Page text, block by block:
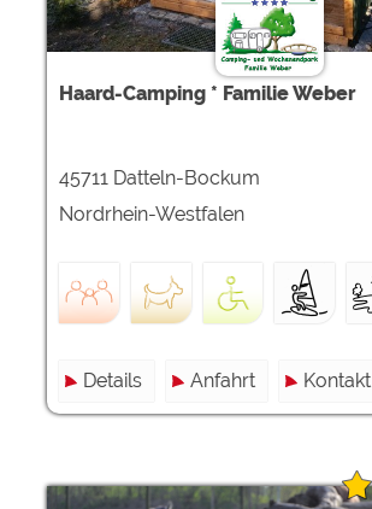
Haard-Camping * Familie Weber
45711 Datteln-Bockum
Nordrhein-Westfalen
Details Anfahrt Kontakt